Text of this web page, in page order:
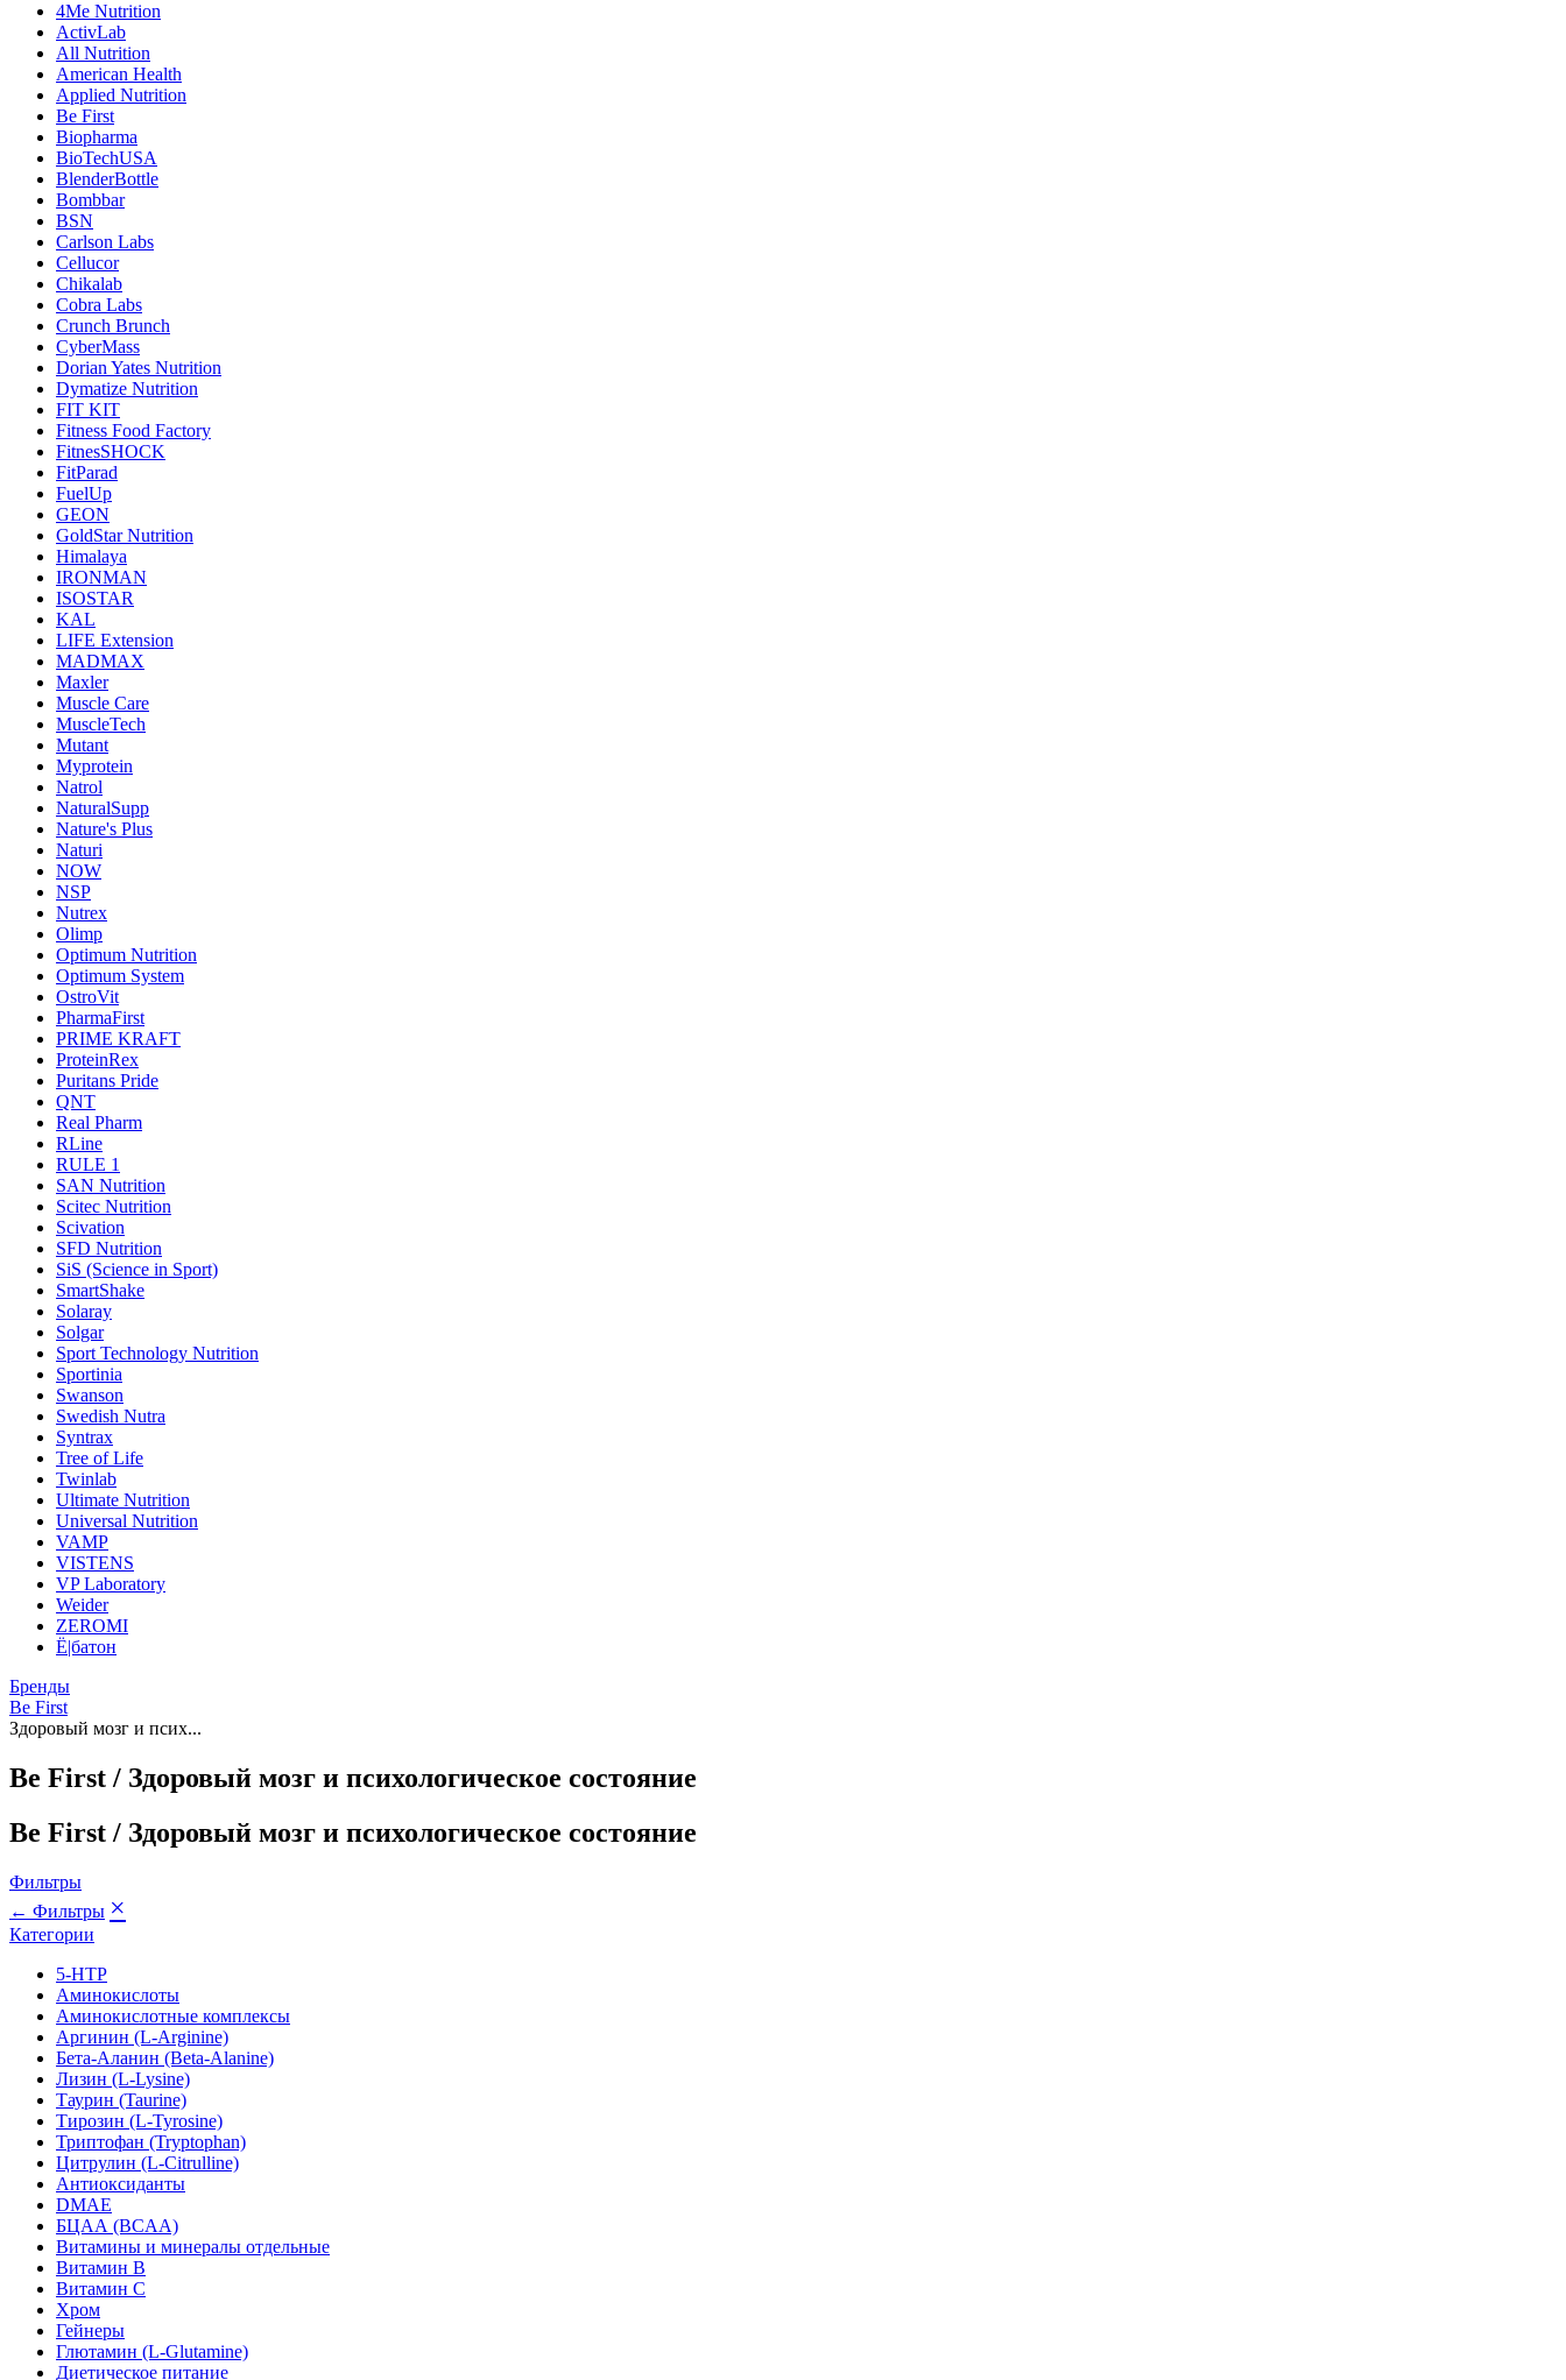
4Me Nutrition
ActivLab
All Nutrition
American Health
Applied Nutrition
Be First
Biopharma
BioTechUSA
BlenderBottle
Bombbar
BSN
Carlson Labs
Cellucor
Chikalab
Cobra Labs
Crunch Brunch
CyberMass
Dorian Yates Nutrition
Dymatize Nutrition
FIT KIT
Fitness Food Factory
FitnesSHOCK
FitParad
FuelUp
GEON
GoldStar Nutrition
Himalaya
IRONMAN
ISOSTAR
KAL
LIFE Extension
MADMAX
Maxler
Muscle Care
MuscleTech
Mutant
Myprotein
Natrol
NaturalSupp
Nature's Plus
Naturi
NOW
NSP
Nutrex
Olimp
Optimum Nutrition
Optimum System
OstroVit
PharmaFirst
PRIME KRAFT
ProteinRex
Puritans Pride
QNT
Real Pharm
RLine
RULE 1
SAN Nutrition
Scitec Nutrition
Scivation
SFD Nutrition
SiS (Science in Sport)
SmartShake
Solaray
Solgar
Sport Technology Nutrition
Sportinia
Swanson
Swedish Nutra
Syntrax
Tree of Life
Twinlab
Ultimate Nutrition
Universal Nutrition
VAMP
VISTENS
VP Laboratory
Weider
ZEROMI
Ё|батон
Бренды
Be First
Здоровый мозг и псих...
Be First / Здоровый мозг и психологическое состояние
Be First / Здоровый мозг и психологическое состояние
Фильтры
← Фильтры ×
Категории
5-HTP
Аминокислоты
Аминокислотные комплексы
Аргинин (L-Arginine)
Бета-Аланин (Beta-Alanine)
Лизин (L-Lysine)
Таурин (Taurine)
Тирозин (L-Tyrosine)
Триптофан (Tryptophan)
Цитрулин (L-Citrulline)
Антиоксиданты
DMAE
БЦАА (BCAA)
Витамины и минералы отдельные
Витамин B
Витамин C
Хром
Гейнеры
Глютамин (L-Glutamine)
Диетическое питание